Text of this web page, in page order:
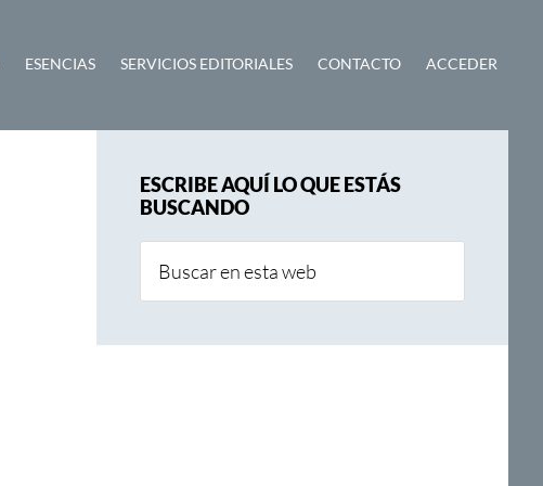
ESENCIAS SERVICIOS EDITORIALES CONTACTO ACCEDER
lateral
principal
ESCRIBE AQUÍ LO QUE ESTÁS
BUSCANDO